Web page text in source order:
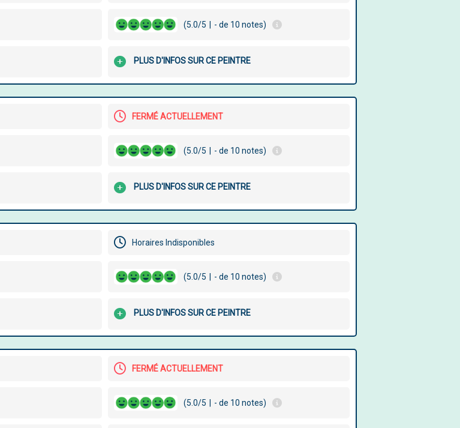
(5.0/5 - de 10 notes)
PLUS D'INFOS SUR CE PEINTRE
FERMÉ ACTUELLEMENT
(5.0/5 - de 10 notes)
PLUS D'INFOS SUR CE PEINTRE
Horaires Indisponibles
(5.0/5 - de 10 notes)
PLUS D'INFOS SUR CE PEINTRE
FERMÉ ACTUELLEMENT
(5.0/5 - de 10 notes)